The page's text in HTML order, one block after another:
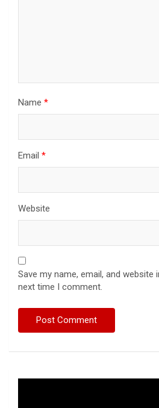
Name *
Email *
Website
Save my name, email, and
next time I comment.